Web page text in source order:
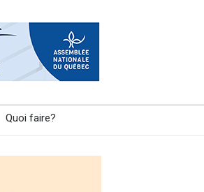
Quoi faire?